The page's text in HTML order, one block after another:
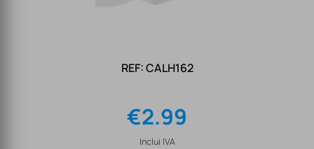
REF: CALH162
€2.99
Inclui IVA